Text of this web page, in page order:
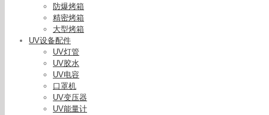
防爆烤箱
精密烤箱
大型烤箱
UV设备配件
UV灯管
UV胶水
UV电容
口罩机
UV变压器
UV能量计